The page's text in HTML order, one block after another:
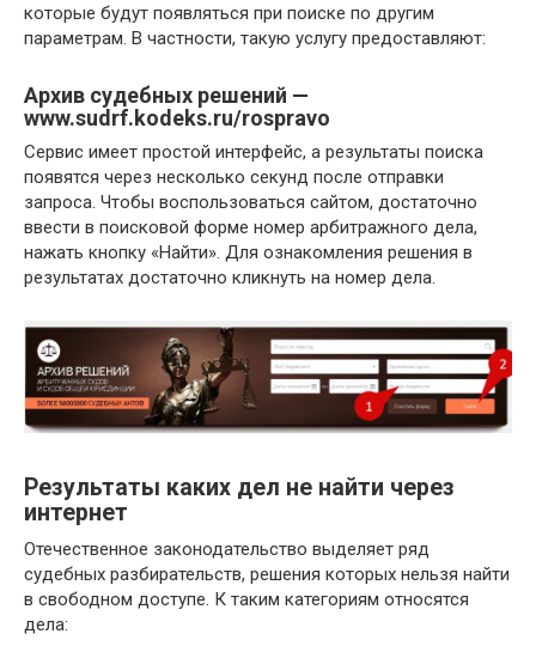
которые будут появляться при поиске по другим
параметрам. В частности, такую услугу предоставляют:
Архив судебных решений —
www.sudrf.kodeks.ru/rospravo
Сервис имеет простой интерфейс, а результаты поиска
появятся через несколько секунд после отправки
запроса. Чтобы воспользоваться сайтом, достаточно
ввести в поисковой форме номер арбитражного дела,
нажать кнопку «Найти». Для ознакомления решения в
результатах достаточно кликнуть на номер дела.
Результаты каких дел не найти через
интернет
Отечественное законодательство выделяет ряд
судебных разбирательств, решения которых нельзя найти
в свободном доступе. К таким категориям относятся
дела: